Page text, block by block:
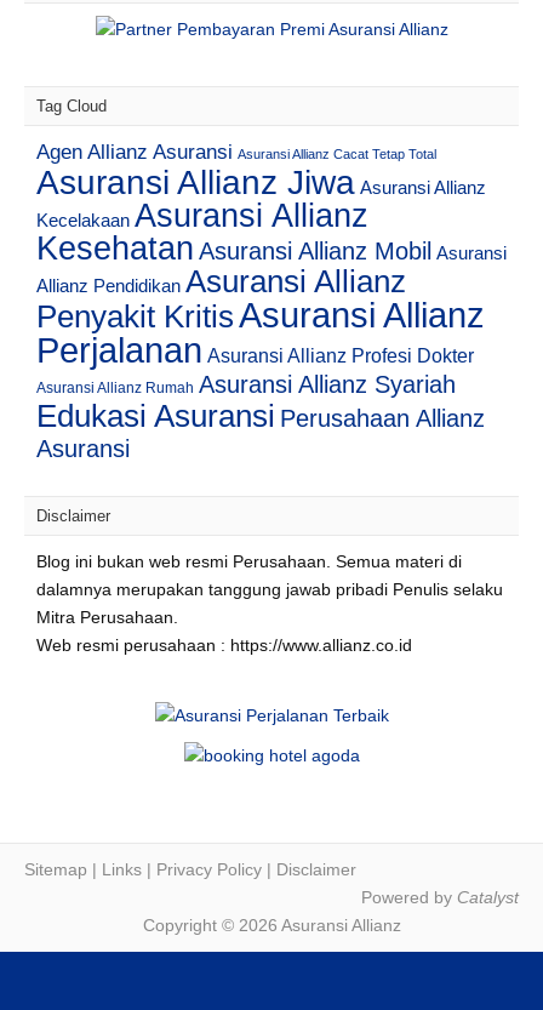
Tag Cloud
Agen Allianz Asuransi Asuransi Allianz Cacat Tetap Total
Asuransi Allianz Jiwa Asuransi Allianz
Kecelakaan Asuransi Allianz
Kesehatan Asuransi Allianz Mobil Asuransi
Allianz Pendidikan Asuransi Allianz
Penyakit KritisAsuransi Allianz
Perjalanan Asuransi Allianz Profesi Dokter
Asuransi Allianz Rumah Asuransi Allianz Syariah
Edukasi Asuransi Perusahaan Allianz
Asuransi
Disclaimer
Blog ini bukan web resmi Perusahaan. Semua materi di
dalamnya merupakan tanggung jawab pribadi Penulis selaku
Mitra Perusahaan.
Web resmi perusahaan : https://www.allianz.co.id
Sitemap | Links | Privacy Policy | Disclaimer
Powered by Catalyst
Copyright © 2026 Asuransi Allianz